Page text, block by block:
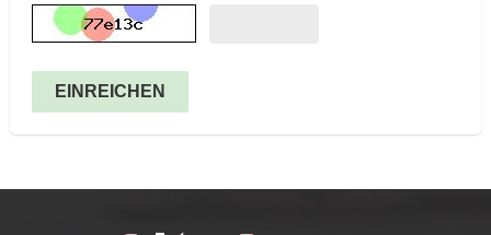
EINREICHEN